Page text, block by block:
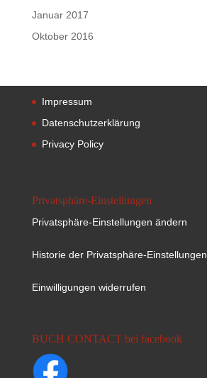
Januar 2017
Oktober 2016
Impressum
Datenschutzerklärung
Privacy Policy
Privatsphäre-Einstellungen
Privatsphäre-Einstellungen ändern
Historie der Privatsphäre-Einstellungen
Einwilligungen widerrufen
BUCH CONTACT bei facebook